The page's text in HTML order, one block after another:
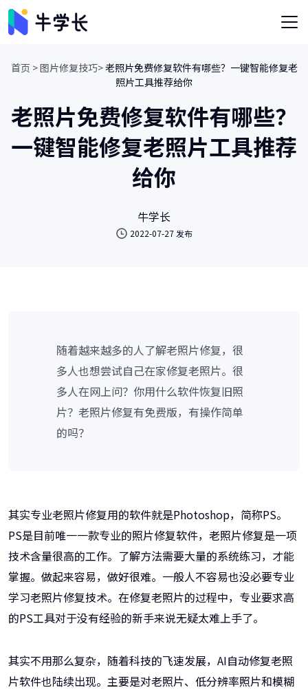
首页 >图片修复技巧>老照片免费修复软件有哪些？一键智能修复老
照片工具推荐给你
老照片免费修复软件有哪些？
一键智能修复老照片工具推荐
给你
牛学长
2022-07-27 发布
随着越来越多的人了解老照片修复，很
多人也想尝试自己在家修复老照片。很
多人在网上问？你用什么软件恢复旧照
片？老照片修复有免费版，有操作简单
的吗？
其实专业老照片修复用的软件就是Photoshop，简称PS。
PS是目前唯一一款专业的照片修复软件，老照片修复是一项
技术含量很高的工作。了解方法需要大量的系统练习，才能
掌握。做起来容易，做好很难。一般人不容易也没必要专业
学习老照片修复技术。在修复老照片的过程中，专业要求高
的PS工具对于没有经验的新手来说无疑太难上手了。
其实不用那么复杂，随着科技的飞速发展，AI自动修复老照
片软件也陆续出现。主要是对老照片、低分辨率照片和模糊